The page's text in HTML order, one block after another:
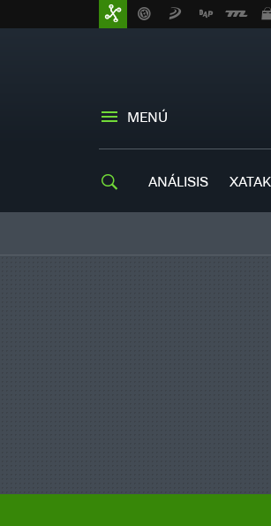
MENÚ
ANÁLISIS